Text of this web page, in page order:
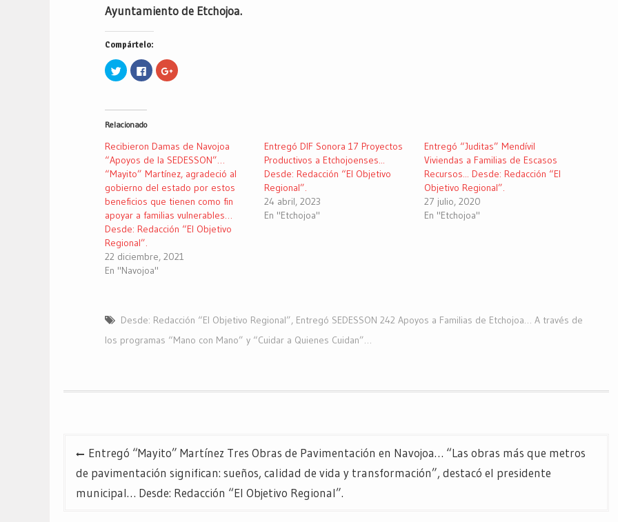
Ayuntamiento de Etchojoa.
Compártelo:
Haz
clic
para
Twitter
abre
una
ventana
nueva)
Haz
clic
para
una
ventana
nueva)
Haz
clic
una
ventana
nueva)
Relacionado
Recibieron Damas de Navojoa
“Apoyos de la SEDESSON”…
“Mayito” Martínez, agradeció al
gobierno del estado por estos
beneficios que tienen como fin
apoyar a familias vulnerables…
Desde: Redacción “El Objetivo
Regional”.
22 diciembre, 2021
En "Navojoa"
Entregó DIF Sonora 17 Proyectos
Productivos a Etchojoenses...
Desde: Redacción “El Objetivo
Regional”.
24 abril, 2023
En "Etchojoa"
Entregó “Juditas” Mendívil
Viviendas a Familias de Escasos
Recursos... Desde: Redacción “El
Objetivo Regional”.
27 julio, 2020
En "Etchojoa"
Desde: Redacción “El Objetivo Regional”, Entregó SEDESSON 242 Apoyos a Familias de Etchojoa… A través de
los programas “Mano con Mano” y “Cuidar a Quienes Cuidan”…
Navegación
de
entradas
Entregó “Mayito” Martínez Tres Obras de Pavimentación en Navojoa… “Las obras más que metros
de pavimentación significan: sueños, calidad de vida y transformación”, destacó el presidente
municipal… Desde: Redacción “El Objetivo Regional”.